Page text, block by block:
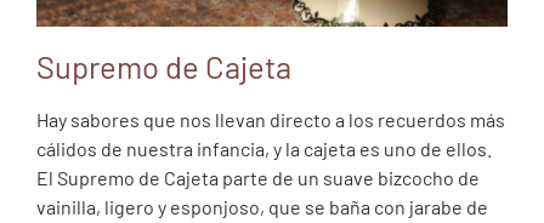
Supremo de Cajeta
Hay sabores que nos llevan directo a los recuerdos más
cálidos de nuestra infancia, y la cajeta es uno de ellos.
El Supremo de Cajeta parte de un suave bizcocho de
vainilla, ligero y esponjoso, que se baña con jarabe de